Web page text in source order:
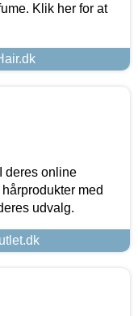
Klik her for at
deres online
med
udvalg.